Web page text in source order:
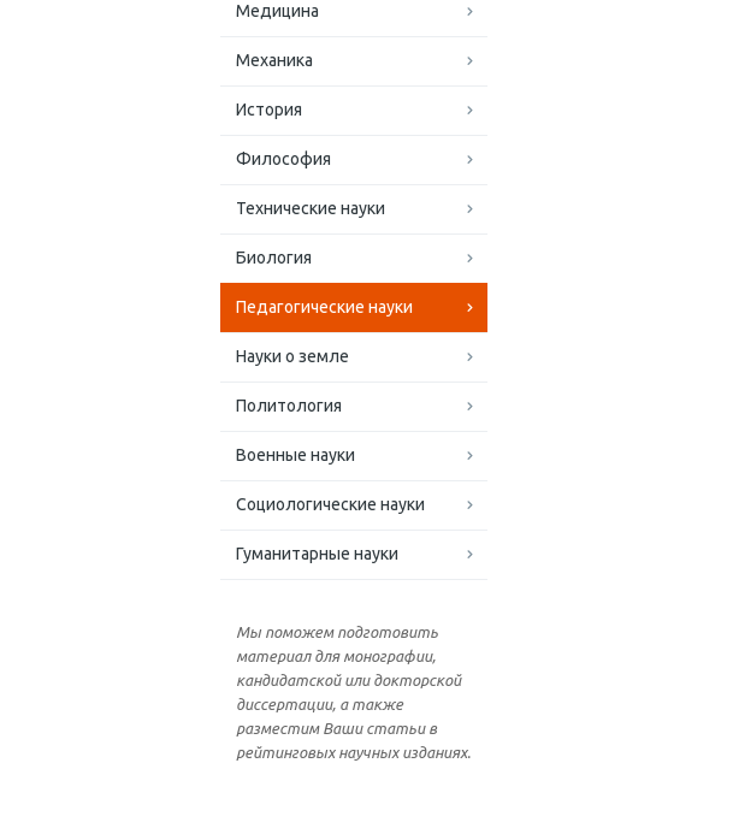
Медицина
Механика
История
Философия
Технические науки
Биология
Педагогические науки
Науки о земле
Политология
Военные науки
Социологические науки
Гуманитарные науки
Мы поможем подготовить
материал для монографии,
кандидатской или докторской
диссертации, а также
разместим Ваши статьи в
рейтинговых научных изданиях.